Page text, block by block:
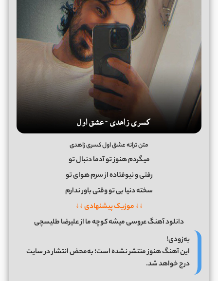
متن ترانه عشق اول کسری زاهدی
میگردم هنوز تو آدما دنبال تو
رفتی و نیوفتاده از سرم هوای تو
سخته دنیا بی تو وقتی باور ندارم
↓↓ موزیک پیشنهادی ↓↓
دانلود آهنگ عروسی میشه کوچه ما از علیرضا طلیسچی
به‌زودی!
این آهنگ هنوز منتشر نشده است؛ به‌محض انتشار در سایت
درج خواهد شد.